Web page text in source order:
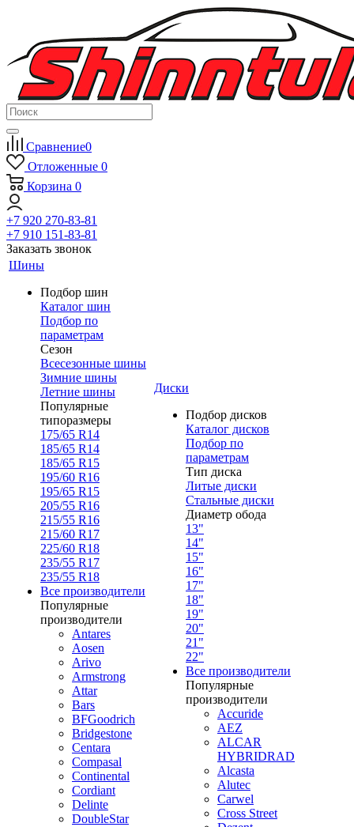
Сравнение0
Отложенные 0
Корзина 0
+7 920 270-83-81
+7 910 151-83-81
Заказать звонок
Шины
Подбор шин
Каталог шин
Подбор по
параметрам
Сезон
Всесезонные шины
Зимние шины
Летние шины
Популярные
типоразмеры
175/65 R14
185/65 R14
185/65 R15
195/60 R16
195/65 R15
205/55 R16
215/55 R16
215/60 R17
225/60 R18
235/55 R17
235/55 R18
Все производители
Популярные
производители
Antares
Aosen
Arivo
Armstrong
Attar
Bars
BFGoodrich
Bridgestone
Centara
Compasal
Continental
Cordiant
Delinte
DoubleStar
Диски
Подбор дисков
Каталог дисков
Подбор по
параметрам
Тип диска
Литые диски
Стальные диски
Диаметр обода
13"
14"
15"
16"
17"
18"
19"
20"
21"
22"
Все производители
Популярные
производители
Accuride
AEZ
ALCAR
HYBRIDRAD
Alcasta
Alutec
Carwel
Cross Street